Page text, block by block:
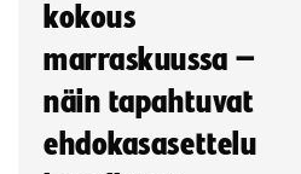
kokous
marraskuussa –
näin tapahtuvat
ehdokasasettelu